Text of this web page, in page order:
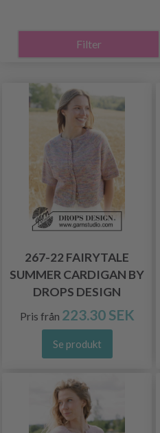
Filter
267-22 FAIRYTALE
SUMMER CARDIGAN BY
DROPS DESIGN
Pris från 223.30 SEK
Se produkt